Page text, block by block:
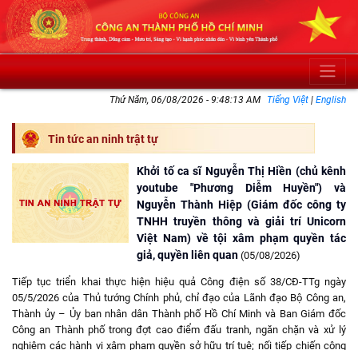
Thứ Năm, 06/08/2026 - 9:48:13 AM Tiếng Việt | English
Tin tức an ninh trật tự
Khởi tố ca sĩ Nguyễn Thị Hiền (chủ kênh
youtube "Phương Diễm Huyền") và
Nguyễn Thành Hiệp (Giám đốc công ty
TNHH truyền thông và giải trí Unicorn
Việt Nam) về tội xâm phạm quyền tác
giả, quyền liên quan (05/08/2026)
Tiếp tục triển khai thực hiện hiệu quả Công điện số 38/CĐ-TTg ngày
05/5/2026 của Thủ tướng Chính phủ, chỉ đạo của Lãnh đạo Bộ Công an,
Thành ủy – Ủy ban nhân dân Thành phố Hồ Chí Minh và Ban Giám đốc
Công an Thành phố trong đợt cao điểm đấu tranh, ngăn chặn và xử lý
nghiêm các hành vi xâm phạm quyền sở hữu trí tuệ; nối tiếp chiến công